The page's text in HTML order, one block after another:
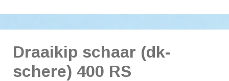
Draaikip schaar (dk-
schere) 400 RS